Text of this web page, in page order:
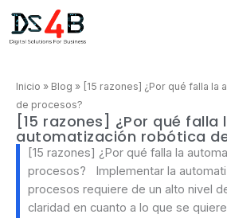
contenido
Inicio » Blog » [15 razones] ¿Por qué falla la
de procesos?
[15 razones] ¿Por qué falla
automatización robótica
[15 razones] ¿Por qué falla la
procesos? Implementar la
procesos requiere de un alto nivel
claridad en cuanto a lo que se